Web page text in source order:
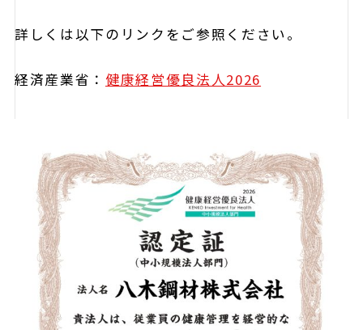
詳しくは以下のリンクをご参照ください。
経済産業省： 健康経営優良法人2026